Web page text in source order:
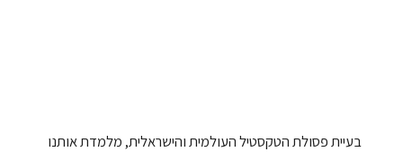
בעיית פסולת הטקסטיל העולמית והישראלית, מלמדת אותנו